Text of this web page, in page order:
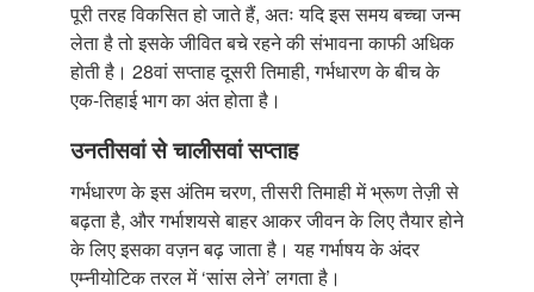
पूरी तरह विकसित हो जाते हैं, अतः यदि इस समय बच्चा जन्म
लेता है तो इसके जीवित बचे रहने की संभावना काफी अधिक
होती है। 28वां सप्ताह दूसरी तिमाही, गर्भधारण के बीच के
एक-तिहाई भाग का अंत होता है।
उनतीसवां से चालीसवां सप्ताह
गर्भधारण के इस अंतिम चरण, तीसरी तिमाही में भ्रूण तेज़ी से
बढ़ता है, और गर्भाशयसे बाहर आकर जीवन के लिए तैयार होने
के लिए इसका वज़न बढ़ जाता है। यह गर्भाषय के अंदर
एम्नीयोटिक तरल में ‘सांस लेने’ लगता है।